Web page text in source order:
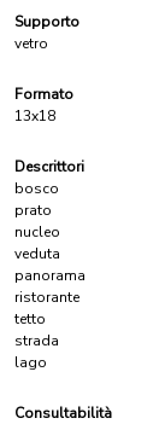
Supporto
vetro
Formato
13x18
Descrittori
bosco
prato
nucleo
veduta
panorama
ristorante
tetto
strada
lago
Consultabilità